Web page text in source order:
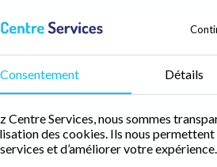
Consentement Détails
Centre Services, nous sommes
des cookies. Ils nous
et d’améliorer votre expérience.